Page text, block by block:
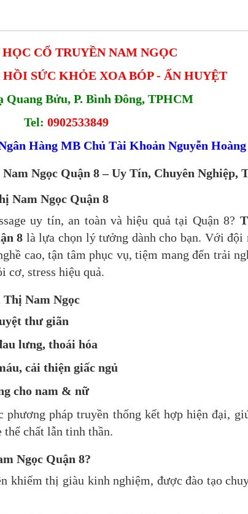
HỌC CỔ TRUYỀN NAM NGỌC
HỒI SỨC KHỎE XOA BÓP - ẤN HUYỆT
Quang Bửu, P. Bình Đông, TPHCM
Tel: 0902533849
Hàng MB Chủ Tài Khoản Nguyễn
Ngọc Quận 8 – Uy Tín, Chuyên Nghiệp,
Nam Ngọc Quận 8
uy tín, an toàn và hiệu quả tại Quận 8?
8 là lựa chọn lý tưởng dành cho bạn. Với đội
cao, tận tâm phục vụ, tiệm mang đến trải
cơ, stress hiệu quả.
Nam Ngọc
thư giãn
lưng, thoái hóa
cải thiện giấc ngủ
cho nam & nữ
pháp truyền thống kết hợp hiện đại,
chất lẫn tinh thần.
Ngọc Quận 8?
khiếm thị giàu kinh nghiệm, được đào tạo